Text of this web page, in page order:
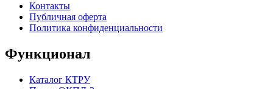
Контакты
Публичная оферта
Политика конфиденциальности
Функционал
Каталог КТРУ